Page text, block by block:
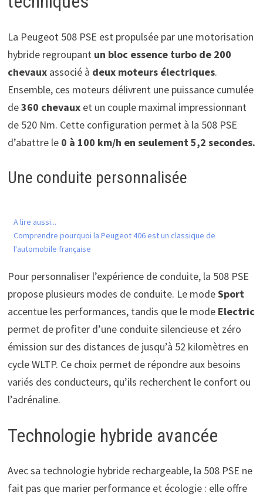
La Peugeot 508 PSE est propulsée par une motorisation
hybride regroupant un bloc essence turbo de 200
chevauxassocié à deux moteurs électriques.
Ensemble, ces moteurs délivrent une puissance cumulée
de360 chevauxet un couple maximal impressionnant
de 520 Nm. Cette configuration permet à la 508 PSE
d’abattre le0 à 100 km/h en seulement 5,2 secondes.
Une conduite personnalisée
A lire aussi...
Comprendre pourquoi la Peugeot 406 est un classique de
l'automobile française
Pour personnaliser l’expérience de conduite, la 508 PSE
propose plusieurs modes de conduite. Le modeSport
accentue les performances, tandis que le mode Electric
permet de profiter d’une conduite silencieuse et zéro
émission sur des distances de jusqu’à 52 kilomètres en
cycle WLTP. Ce choix permet de répondre aux besoins
variés des conducteurs, qu’ils recherchent le confort ou
l’adrénaline.
Technologie hybride avancée
Avec sa technologie hybride rechargeable, la 508 PSE ne
fait pas que marier performance et écologie : elle offre